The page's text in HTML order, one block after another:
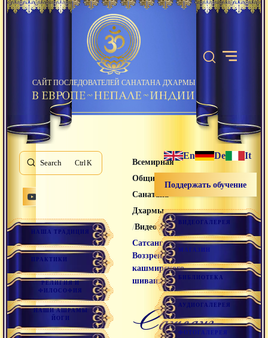
САЙТ ПОСЛЕДОВАТЕЛЕЙ САНАТАНА ДХАРМЫ
Search K
НАША ТРАДИЦИЯ
ПРАКТИКИ
РЕЛИГИЯ И
ФИЛОСОФИЯ
НАШИ АШРАМЫ
ЙОГИ
Всемирная
Община
Санатана
Дхармы
/Видео лекции/
Сатсанг
Воззрение
кашмирского
шиваизма
Сатсанг
En De It
Поддержать обучение
ВИДЕОГАЛЕРЕЯ
МАГАЗИН
БИБЛИОТЕКА
АУДИОГАЛЕРЕЯ
ФОТОГАЛЕРЕЯ